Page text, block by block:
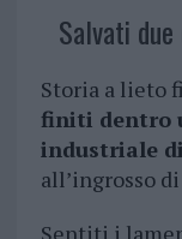
Salvati
Storia a lieto
finiti dentro
industriale
all’ingrosso